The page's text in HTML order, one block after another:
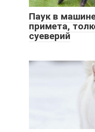
Паук в
примета,
суеверий